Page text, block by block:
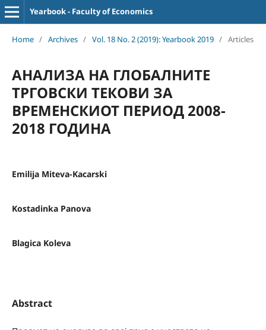
Yearbook - Faculty of Economics
Home / Archives / Vol. 18 No. 2 (2019): Yearbook 2019 / Articles
АНАЛИЗА НА ГЛОБАЛНИТЕ
ТРГОВСКИ ТЕКОВИ ЗА
ВРЕМЕНСКИОТ ПЕРИОД 2008-
2018 ГОДИНА
Emilija Miteva-Kacarski
Kostadinka Panova
Blagica Koleva
Abstract